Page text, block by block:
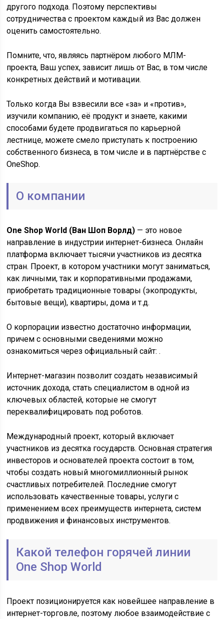
другого подхода. Поэтому перспективы
сотрудничества с проектом каждый из Вас должен
оценить самостоятельно.
Помните, что, являясь партнёром любого МЛМ-
проекта, Ваш успех, зависит лишь от Вас, в том числе
конкретных действий и мотивации.
Только когда Вы взвесили все «за» и «против»,
изучили компанию, её продукт и знаете, какими
способами будете продвигаться по карьерной
лестнице, можете смело приступать к построению
собственного бизнеса, в том числе и в партнёрстве c
OneShop.
О компании
One Shop World (Ван Шоп Ворлд) — это новое
направление в индустрии интернет-бизнеса. Онлайн
платформа включает тысячи участников из десятка
стран. Проект, в котором участники могут заниматься,
как личными, так и корпоративными продажами,
приобретать традиционные товары (экопродукты,
бытовые вещи), квартиры, дома и т.д.
О корпорации известно достаточно информации,
причем с основными сведениями можно
ознакомиться через официальный сайт: .
Интернет-магазин позволит создать независимый
источник дохода, стать специалистом в одной из
ключевых областей, которые не смогут
переквалифицировать под роботов.
Международный проект, который включает
участников из десятка государств. Основная стратегия
инвесторов и основателей проекта состоит в том,
чтобы создать новый многомиллионный рынок
счастливых потребителей. Последние смогут
использовать качественные товары, услуги с
применением всех преимуществ интернета, систем
продвижения и финансовых инструментов.
Какой телефон горячей линии
One Shop World
Проект позиционируется как новейшее направление в
интернет-торговле, поэтому любое взаимодействие с